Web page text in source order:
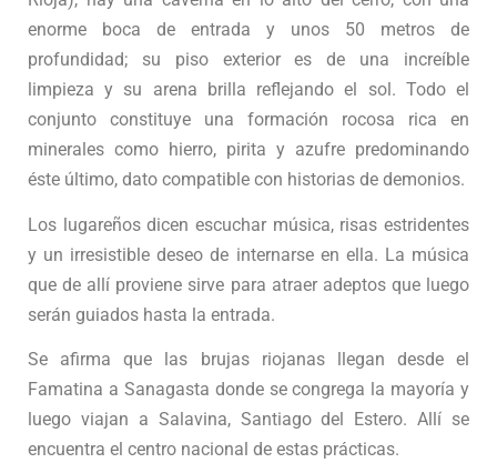
enorme boca de entrada y unos 50 metros de
profundidad; su piso exterior es de una increíble
limpieza y su arena brilla reflejando el sol. Todo el
conjunto constituye una formación rocosa rica en
minerales como hierro, pirita y azufre predominando
éste último, dato compatible con historias de demonios.
Los lugareños dicen escuchar música, risas estridentes
y un irresistible deseo de internarse en ella. La música
que de allí proviene sirve para atraer adeptos que luego
serán guiados hasta la entrada.
Se afirma que las brujas riojanas llegan desde el
Famatina a Sanagasta donde se congrega la mayoría y
luego viajan a Salavina, Santiago del Estero. Allí se
encuentra el centro nacional de estas prácticas.